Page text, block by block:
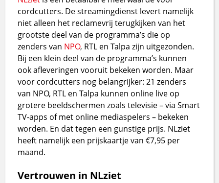
cordcutters. De streamingdienst levert namelijk
niet alleen het reclamevrij terugkijken van het
grootste deel van de programma’s die op
zenders van NPO, RTL en Talpa zijn uitgezonden.
Bij een klein deel van de programma’s kunnen
ook afleveringen vooruit bekeken worden. Maar
voor cordcutters nog belangrijker: 21 zenders
van NPO, RTL en Talpa kunnen online live op
grotere beeldschermen zoals televisie – via Smart
TV-apps of met online mediaspelers – bekeken
worden. En dat tegen een gunstige prijs. NLziet
heeft namelijk een prijskaartje van €7,95 per
maand.
Vertrouwen in NLziet